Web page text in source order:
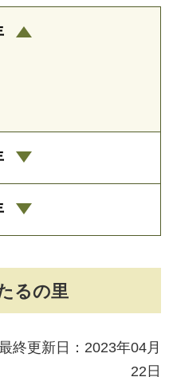
るの里
終更新日：2023年04月
22日